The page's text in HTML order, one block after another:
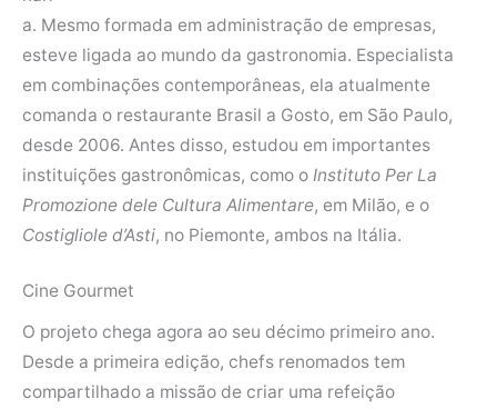
a. Mesmo formada em administração de empresas,
esteve ligada ao mundo da gastronomia. Especialista
em combinações contemporâneas, ela atualmente
comanda o restaurante Brasil a Gosto, em São Paulo,
desde 2006. Antes disso, estudou em importantes
instituições gastronômicas, como o Instituto Per La
Promozione dele Cultura Alimentare, em Milão, e o
Costigliole d’Asti, no Piemonte, ambos na Itália.
Cine Gourmet
O projeto chega agora ao seu décimo primeiro ano.
Desde a primeira edição, chefs renomados tem
compartilhado a missão de criar uma refeição